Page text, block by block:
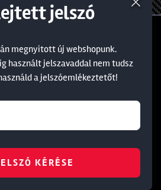
BEJELENTKEZÉS KOSÁR
Információ
Törzsvásárlói kedvezmény
Általános Szerződési Feltételek
Adatvédelmi nyilatkozat
Kapcsolat
+36 1 285 9999
jelszó
megnyitott új webshopunk.
használt jelszavaddal nem tudsz
a jelszóemlékeztetőt!
KÉRÉSE